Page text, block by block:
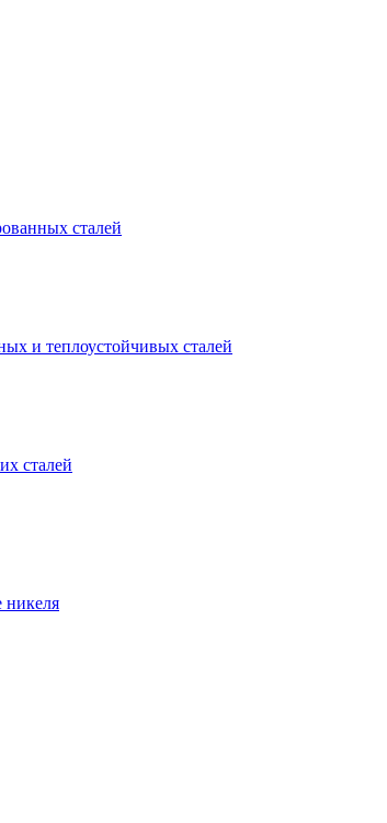
сталей
и теплоустойчивых сталей
сталей
никеля